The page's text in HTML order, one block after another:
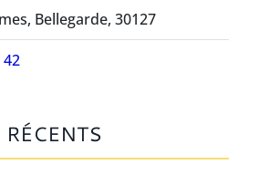
Bellegarde, 30127
42